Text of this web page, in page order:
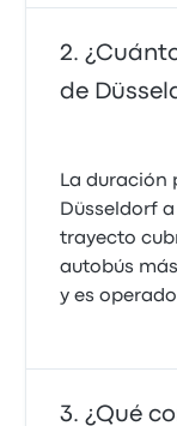
de
La duración
Düsseldorf a
trayecto
autobús
y es
¿Qué